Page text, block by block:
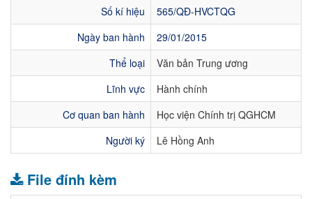
Số kí hiệu
565/QĐ-HVCTQG
Ngày ban hành
29/01/2015
Thể loại
Văn bản Trung ương
Lĩnh vực
Hành chính
Cơ quan ban hành
Học viện Chính trị QGHCM
Người ký
Lê Hồng Anh
File đính kèm